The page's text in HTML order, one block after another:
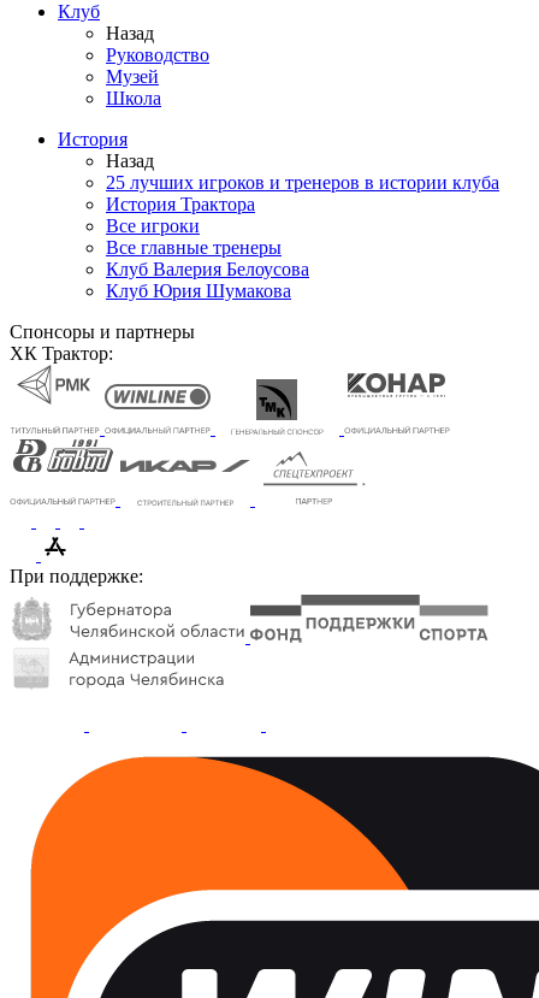
Клуб
Назад
Руководство
Музей
Школа
История
Назад
25 лучших игроков и тренеров в истории клуба
История Трактора
Все игроки
Все главные тренеры
Клуб Валерия Белоусова
Клуб Юрия Шумакова
Спонсоры и партнеры
ХК Трактор:
При поддержке: